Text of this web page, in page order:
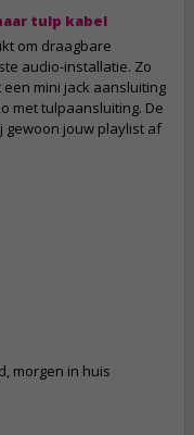
tulp kabel
om draagbare
audio-installatie. Zo
mini jack aansluiting
met tulpaansluiting. De
gewoon jouw playlist af
morgen in huis